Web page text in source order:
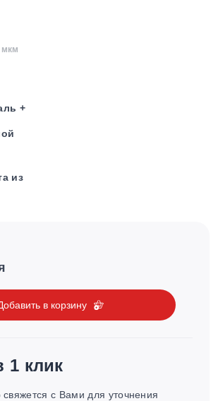
+
из
в корзину
1 клик
с Вами для уточнения